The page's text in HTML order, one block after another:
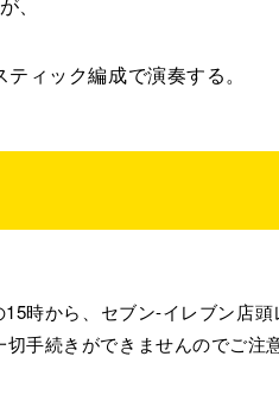
ィック編成で演奏する。
時から、セブン-イレブン店頭
手続きができませんのでご注